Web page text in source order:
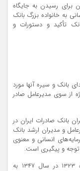
برای رسیدن به جایگاه
به خانواده بزرگ بانک
تأکید و دستورات و
و سیره آنها مورد
از سوی مدیرعامل صادر
بانک صادرات ایران در
و مدیران ارشد بانک
انسانی و معنوی
توجه و پیگیری است.
شهید زین‌العابدین معصومی متولد پنجم مردادماه ۱۳۲۳ در سال ۱۳۴۷ به